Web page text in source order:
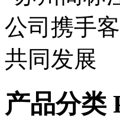
产品分类